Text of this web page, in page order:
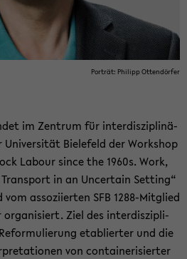
Por­trät: Phil­ipp Ot­ten­dör­fer
im Zen­trum für in­ter­dis­zi­pli­nä­
Uni­ver­si­tät Bie­le­feld der Work­shop
La­bour since the 1960s. Work,
in an Un­cer­tain Set­ting“
as­so­zi­ier­ten SFB 1288-​Mitglied
or­ga­ni­siert. Ziel des in­ter­dis­zi­pli­
eta­blier­ter und die
von con­tai­ne­ri­sier­ter